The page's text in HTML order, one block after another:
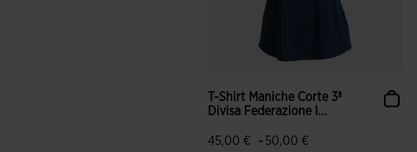
T-Shirt Maniche Corte 3ª
Divisa Federazione I...
45,00 € - 50,00 €